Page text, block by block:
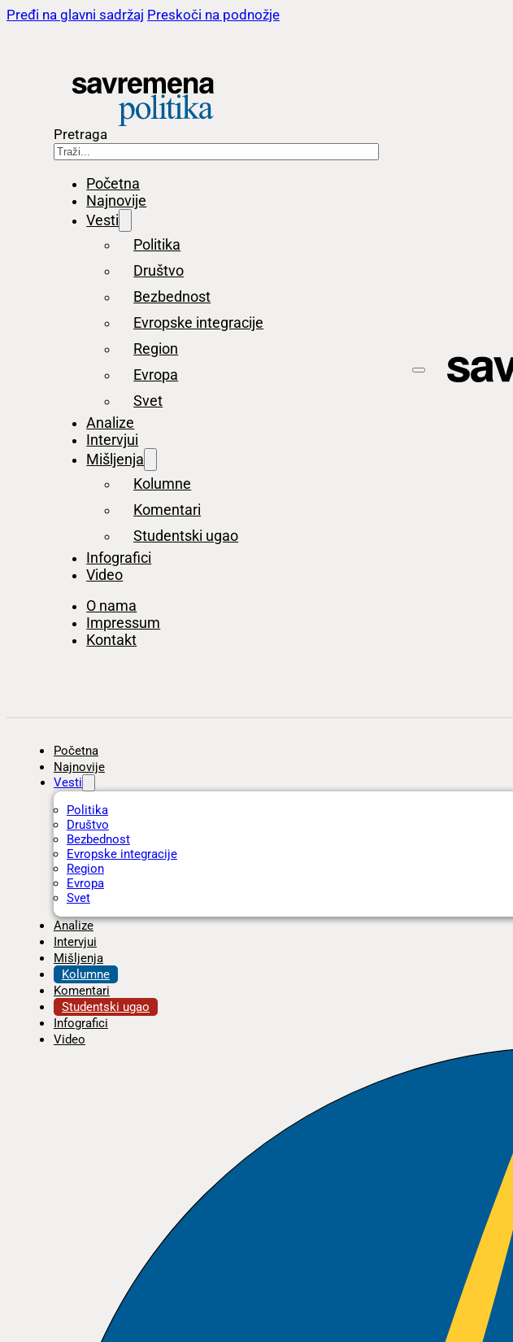
Pređi na glavni sadržaj Preskoči na podnožje
Pretraga
Početna
Najnovije
Vesti
Politika
Društvo
Bezbednost
Evropske integracije
Region
Evropa
Svet
Analize
Intervjui
Mišljenja
Kolumne
Komentari
Studentski ugao
Infografici
Video
O nama
Impressum
Kontakt
Početna
Najnovije
Vesti
Politika
Društvo
Bezbednost
Evropske integracije
Region
Evropa
Svet
Analize
Intervjui
Mišljenja
Kolumne
Komentari
Studentski ugao
Infografici
Video